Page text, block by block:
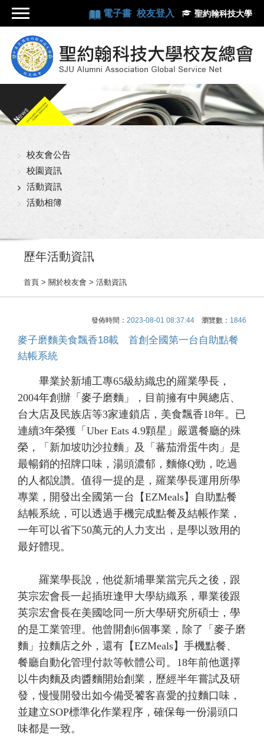
電子書 校友登入 聖約翰科技大學
校友會公告
校園資訊
活動資訊
活動相簿
歷年活動資訊
首頁 > 關於校友會 > 活動資訊
發佈時間： 2023-08-01 08:37:44 瀏覽數： 1846
麥子磨麵美食飄香18載 首創全國第一台自助點餐
結帳系統
畢業於新埔工專65級紡織忠的羅業學長，
2004年創辦「麥子磨麵」，目前擁有中興總店、
台大店及民族店等3家連鎖店，美食飄香18年。已
連續3年榮獲「Uber Eats 4.9顆星」嚴選餐廳的殊
榮，「新加坡叻沙拉麵」及「蕃茄滑蛋牛肉」是
最暢銷的招牌口味，湯頭濃郁，麵條Q勁，吃過
的人都說讚。值得一提的是，羅業學長運用所學
專業，開發出全國第一台【EZMeals】自助點餐
結帳系統，可以透過手機完成點餐及結帳作業，
一年可以省下50萬元的人力支出，是學以致用的
最好體現。
羅業學長說，他從新埔畢業當完兵之後，跟
英宗宏會長一起插班逢甲大學紡織系，畢業後跟
英宗宏會長在美國唸同一所大學研究所碩士，學
的是工業管理。他曾開創6個事業，除了「麥子磨
麵」拉麵店之外，還有【EZMeals】手機點餐、
餐廳自動化管理付款等軟體公司。18年前他選擇
以牛肉麵及肉醬麵開始創業，歷經半年嘗試及研
發，慢慢開發出如今備受饕客喜愛的拉麵口味，
並建立SOP標準化作業程序，確保每一份湯頭口
味都是一致。